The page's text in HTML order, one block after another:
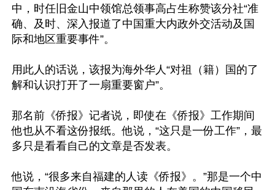
中，时任旧金山中领馆总领事高占生称赞该分社“准
确、及时、深入报道了中国重大内政外交活动及国
际和地区重要事件”。
用此人的话说，该报为海外华人“对祖（籍）国的了
解和认识打开了一扇重要窗户”。
那名前《侨报》记者说，即使在《侨报》工作期间
他也从不看这份报纸。他说，“这只是一份工作”，最
多只是看看自己的文章是否发表。
他说，“很多来自福建的人读《侨报》。”那是一个中